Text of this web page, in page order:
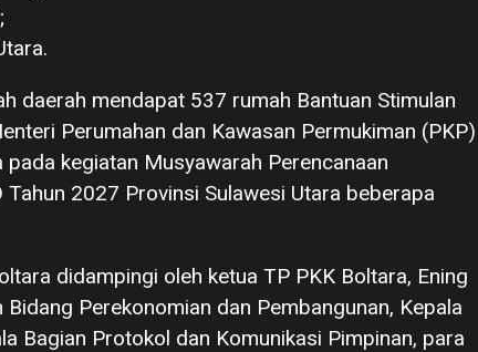
daerah mendapat 537 rumah Bantuan Stimulan
Perumahan dan Kawasan Permukiman (PKP)
kegiatan Musyawarah Perencanaan
2027 Provinsi Sulawesi Utara beberapa
didampingi oleh ketua TP PKK Boltara, Ening
Perekonomian dan Pembangunan, Kepala
Bagian Protokol dan Komunikasi Pimpinan, para